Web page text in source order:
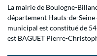
La mairie de Boulogne-
département Hauts-de-
municipal est constitué de
est BAGUET Pierre-